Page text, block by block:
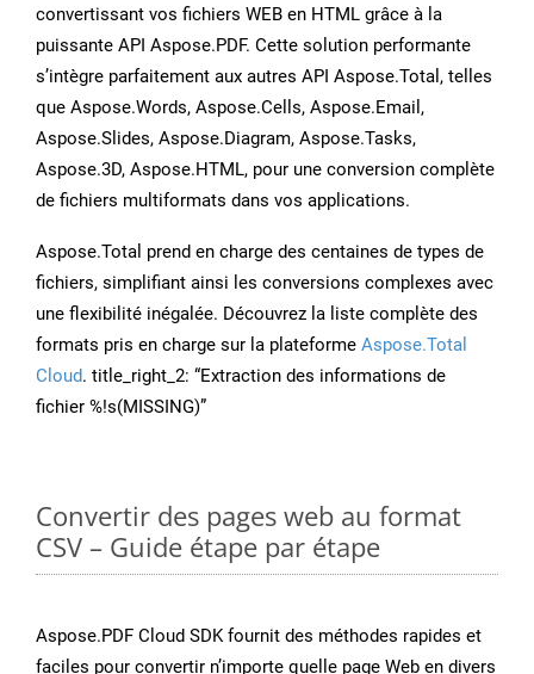
convertissant vos fichiers WEB en HTML grâce à la
puissante API Aspose.PDF. Cette solution performante
s’intègre parfaitement aux autres API Aspose.Total, telles
que Aspose.Words, Aspose.Cells, Aspose.Email,
Aspose.Slides, Aspose.Diagram, Aspose.Tasks,
Aspose.3D, Aspose.HTML, pour une conversion complète
de fichiers multiformats dans vos applications.
Aspose.Total prend en charge des centaines de types de
fichiers, simplifiant ainsi les conversions complexes avec
une flexibilité inégalée. Découvrez la liste complète des
formats pris en charge sur la plateforme Aspose.Total
Cloud. title_right_2: “Extraction des informations de
fichier %!s(MISSING)”
Convertir des pages web au format
CSV – Guide étape par étape
Aspose.PDF Cloud SDK fournit des méthodes rapides et
faciles pour convertir n’importe quelle page Web en divers